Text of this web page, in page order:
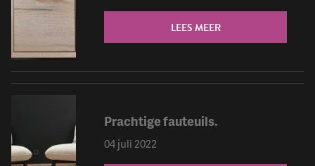
LEES MEER
Prachtige fauteuils.
04 juli 2022